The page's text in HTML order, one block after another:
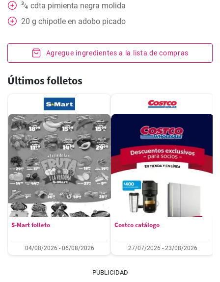
3⁄4 cdta pimienta negra molida
20 g chipotle en adobo picado
Agregue ingredientes a la lista de compras
Últimos folletos
S-Mart folleto
04/08/2026 - 06/08/2026
Costco catálogo
27/07/2026 - 23/08/2026
PUBLICIDAD